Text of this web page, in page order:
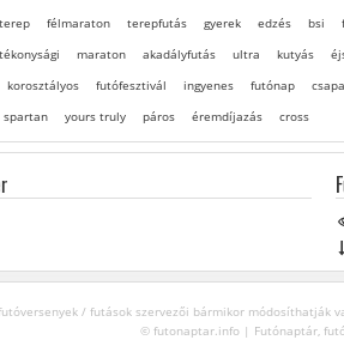
terep félmaraton terepfutás gyerek edzés bsi
maraton akadályfutás ultra kutyás
korosztályos futófesztivál ingyenes futónap
spartan yours truly páros éremdíjazás cross
/ futások szervezői bármikor módosíthatják
© futonaptar.info | Futónaptár,